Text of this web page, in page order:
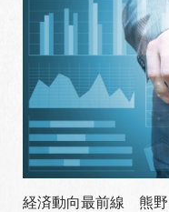
経済動向最前線 熊野